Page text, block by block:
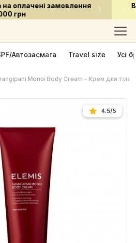
улюблені засоби за приємною
ціною
Автозасмага Travel size Усі
Monoi Body Cream - Крем для тіла
4.5/5